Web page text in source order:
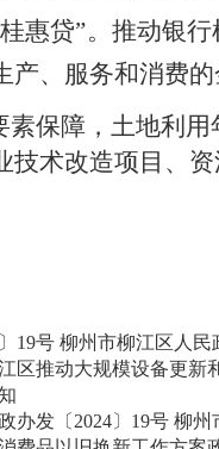
惠贷”。推动银
产、服务和消费的
素保障 ， 土地利用
技术改造项目、
19号 柳州市柳江区人
区推动大规模设备更新
办发〔2024〕19号 柳